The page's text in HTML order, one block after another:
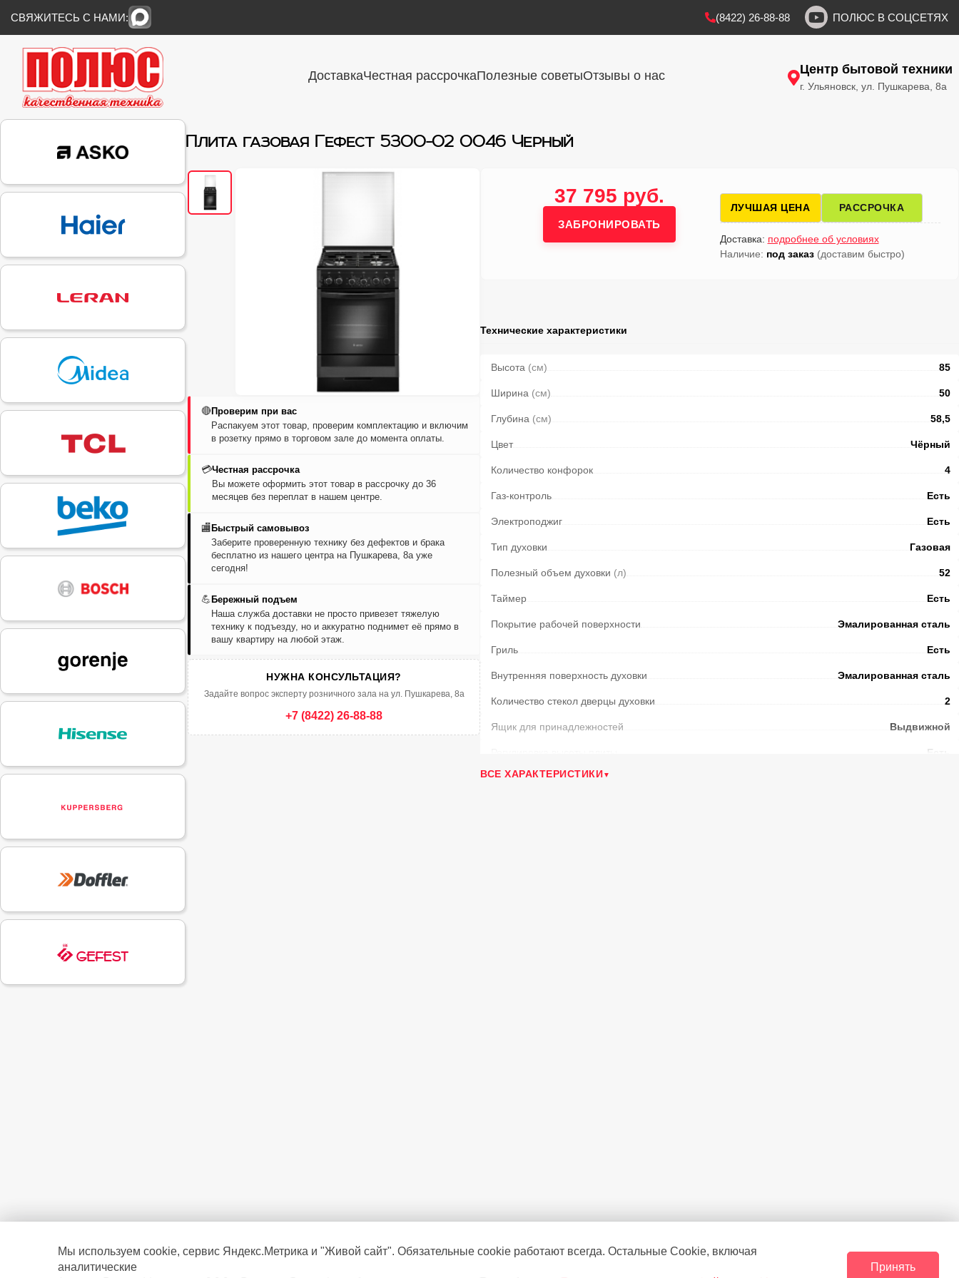
СВЯЖИТЕСЬ С НАМИ: (8422) 26-88-88 ПОЛЮС В СОЦСЕТЯХ
ДоставкаЧестная рассрочкаПолезные советыОтзывы о нас Центр бытовой техники
г. Ульяновск, ул. Пушкарева, 8а
Плита газовая Гефест 5300-02 0046 Черный
🔴Проверим при вас
Распакуем этот товар, проверим комплектацию и включим
в розетку прямо в торговом зале до момента оплаты.
💳Честная рассрочка
Вы можете оформить этот товар в рассрочку до 36
месяцев без переплат в нашем центре.
🏬 Быстрый самовывоз
Заберите проверенную технику без дефектов и брака
бесплатно из нашего центра на Пушкарева, 8а уже
сегодня!
💪 Бережный подъем
Наша служба доставки не просто привезет тяжелую
технику к подъезду, но и аккуратно поднимет её прямо в
вашу квартиру на любой этаж.
НУЖНА КОНСУЛЬТАЦИЯ?
Задайте вопрос эксперту розничного зала на ул. Пушкарева, 8а
+7 (8422) 26-88-88
37 795 руб.
ЗАБРОНИРОВАТЬ
ЛУЧШАЯ ЦЕНА РАССРОЧКА
Доставка: подробнее об условиях
Наличие: под заказ(доставим быстро)
Технические характеристики
Высота (см) 85
Ширина (см) 50
Глубина (см) 58,5
Цвет Чёрный
Количество конфорок 4
Газ-контроль Есть
Электроподжиг Есть
Тип духовки Газовая
Полезный объем духовки (л) 52
Таймер Есть
Покрытие рабочей поверхности Эмалированная сталь
Гриль Есть
Внутренняя поверхность духовки Эмалированная сталь
Количество стекол дверцы духовки 2
Ящик для принадлежностей Выдвижной
Есть
Тип управления
ВСЕ ХАРАКТЕРИСТИКИ
Мы используем cookie, сервис Яндекс.Метрика и "Живой сайт". Обязательные cookie работают всегда. Остальные Сookie, включая
аналитические
Принять